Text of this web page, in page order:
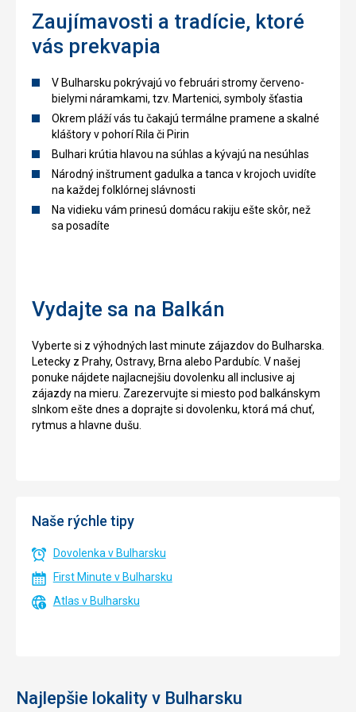
Zaujímavosti a tradície, ktoré
vás prekvapia
V Bulharsku pokrývajú vo februári stromy červeno-
bielymi náramkami, tzv. Martenici, symboly šťastia
Okrem pláží vás tu čakajú termálne pramene a skalné
kláštory v pohorí Rila či Pirin
Bulhari krútia hlavou na súhlas a kývajú na nesúhlas
Národný inštrument gadulka a tanca v krojoch uvidíte
na každej folklórnej slávnosti
Na vidieku vám prinesú domácu rakiju ešte skôr, než
sa posadíte
Vydajte sa na Balkán
Vyberte si z výhodných last minute zájazdov do Bulharska.
Letecky z Prahy, Ostravy, Brna alebo Pardubíc. V našej
ponuke nájdete najlacnejšiu dovolenku all inclusive aj
zájazdy na mieru. Zarezervujte si miesto pod balkánskym
slnkom ešte dnes a doprajte si dovolenku, ktorá má chuť,
rytmus a hlavne dušu.
Naše rýchle tipy
Dovolenka v Bulharsku
First Minute v Bulharsku
Atlas v Bulharsku
Najlepšie lokality v Bulharsku